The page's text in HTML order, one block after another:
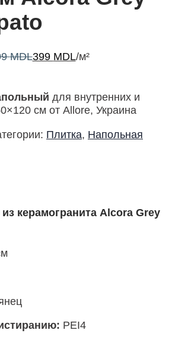
MDL399 MDL/м²
для внутренних и
см от Allore, Украина
Плитка, Напольная
керамогранита Alcora Grey
PEI4